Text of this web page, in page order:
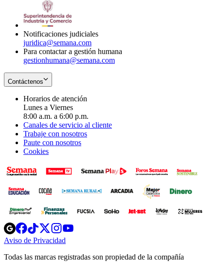
Notificaciones judiciales
juridica@semana.com
Para contactar a gestión humana
gestionhumana@semana.com
Contáctenos
Horarios de atención
Lunes a Viernes
8:00 a.m. a 6:00 p.m.
Canales de servicio al cliente
Trabaje con nosotros
Paute con nosotros
Cookies
Opens
in
new
Opens
in
new
Opens
in
new
window
Opens
new
windowwindow
Aviso de Privacidad
new
Todas las marcas registradas son propiedad de la compañía